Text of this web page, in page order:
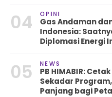
04 OPINI
Gas Andaman
Indonesia:
Diplomasi Energi
05 NEWS
PB HIMABIR:
Sekadar
Panjang bagi